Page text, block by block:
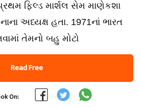
ફિલ્ડ માર્શલ સેમ માણેકશા
અધ્યક્ષ હતા. 1971નાં ભારત
તેમનો બહુ મોટો
Read Free
On: